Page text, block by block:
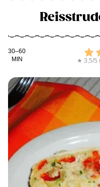
Kochdauer
30–60
MIN
★ 3,5/5